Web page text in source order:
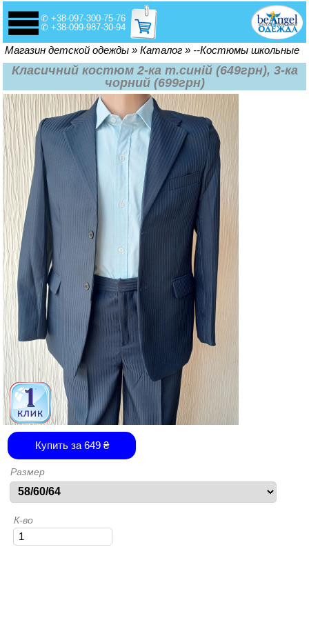
✆ +38-097-300-75-76
✆ +38-099-987-30-94
Вы здесь
Магазин детской одежды » Каталог » --Костюмы школьные
Класичний костюм 2-ка т.синій (649грн), 3-ка
чорний (699грн)
Купить за 649₴
Размер
К-во